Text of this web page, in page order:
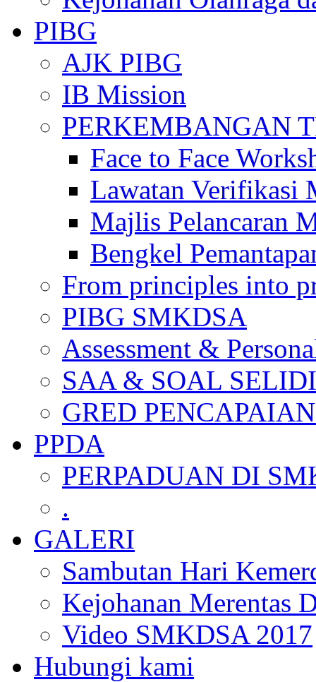
PIBG
AJK PIBG
IB Mission
PERKEMBANGAN
Face to Face
Lawatan Verifikasi
Majlis Pelancaran
Bengkel
From principles into
PIBG SMKDSA
Assessment &
SAA & SOAL
GRED
PPDA
PERPADUAN DI
.
GALERI
Sambutan Hari
Kejohanan Merentas
Video SMKDSA 2017
Hubungi kami